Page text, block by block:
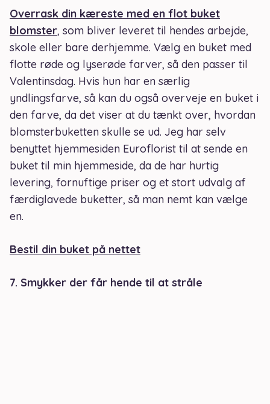
Overrask din kæreste med en flot buket
blomster, som bliver leveret til hendes arbejde,
skole eller bare derhjemme. Vælg en buket med
flotte røde og lyserøde farver, så den passer til
Valentinsdag. Hvis hun har en særlig
yndlingsfarve, så kan du også overveje en buket i
den farve, da det viser at du tænkt over, hvordan
blomsterbuketten skulle se ud. Jeg har selv
benyttet hjemmesiden Euroflorist til at sende en
buket til min hjemmeside, da de har hurtig
levering, fornuftige priser og et stort udvalg af
færdiglavede buketter, så man nemt kan vælge
en.
Bestil din buket på nettet
7. Smykker der får hende til at stråle